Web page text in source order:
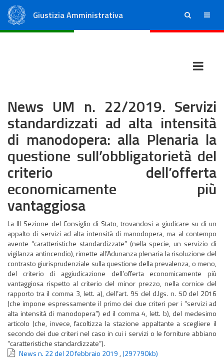
Giustizia Amministrativa ricerca menu
News UM n. 22/2019. Servizi
standardizzati ad alta intensità
di manodopera: alla Plenaria la
questione sull’obbligatorietà del
criterio dell’offerta
economicamente più
vantaggiosa
La III Sezione del Consiglio di Stato, trovandosi a giudicare su di un
appalto di servizi ad alta intensità di manodopera, ma al contempo
avente “caratteristiche standardizzate” (nella specie, un servizio di
vigilanza antincendio), rimette all’Adunanza plenaria la risoluzione del
contrasto giurisprudenziale sulla questione della prevalenza, o meno,
del criterio di aggiudicazione dell’offerta economicamente più
vantaggiosa rispetto al criterio del minor prezzo, nella cornice del
rapporto tra il comma 3, lett. a), dell’art. 95 del d.lgs. n. 50 del 2016
(che impone espressamente il primo dei due criteri per i “servizi ad
alta intensità di manodopera”) ed il comma 4, lett. b), del medesimo
articolo (che, invece, facoltizza la stazione appaltante a scegliere il
secondo dei due criteri nel caso in cui i servizi o le forniture abbiano
“caratteristiche standardizzate”).
News n. 22 del 20 febbraio 2019 ,(297790kb)